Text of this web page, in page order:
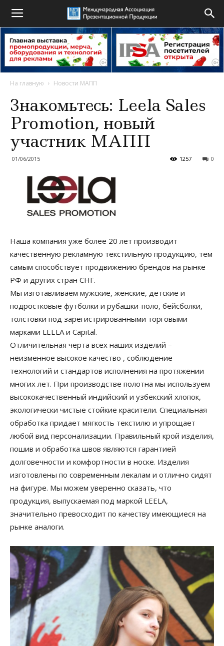
На главную Новости МАПП
Знакомьтесь: Leela Sales
Promotion, новый
участник МАПП
01/06/2015 0
1257
Наша компания уже более 20 лет производит
качественную рекламную текстильную продукцию, тем
самым способствует продвижению брендов на рынке
РФ и других стран СНГ.
Мы изготавливаем мужские, женские, детские и
подростковые футболки и рубашки-поло, бейсболки,
толстовки под зарегистрированными торговыми
марками LEELA и Capital.
Отличительная черта всех наших изделий –
неизменное высокое качество , соблюдение
технологий и стандартов исполнения на протяжении
многих лет. При производстве полотна мы используем
высококачественный индийский и узбекский хлопок,
экологически чистые стойкие красители. Специальная
обработка придает мягкость текстилю и упрощает
любой вид персонализации. Правильный крой изделия,
пошив и обработка швов являются гарантией
долговечности и комфортности в носке. Изделия
изготовлены по современным лекалам и отлично сидят
на фигуре. Мы можем уверенно сказать, что
продукция, выпускаемая под маркой LEELA,
значительно превосходит по качеству имеющиеся на
рынке аналоги.